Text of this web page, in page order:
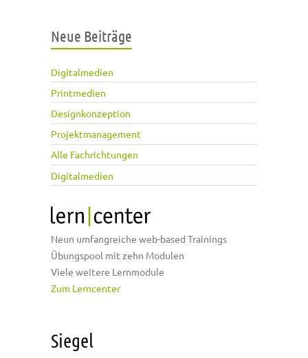
Neue Beiträge
Digitalmedien
Printmedien
Designkonzeption
Projektmanagement
Alle Fachrichtungen
Digitalmedien
Neun umfangreiche web-based Trainings
Übungspool mit zehn Modulen
Viele weitere Lernmodule
Zum Lerncenter
Siegel